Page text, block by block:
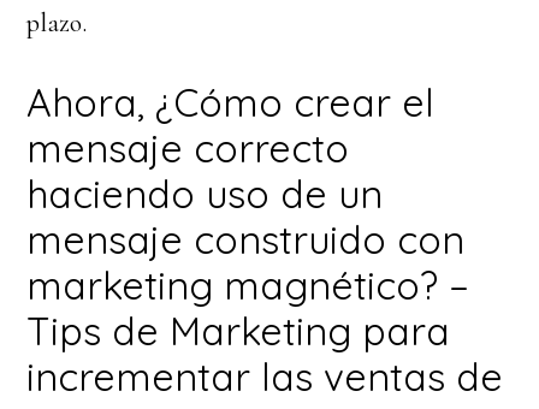
plazo.
Ahora, ¿Cómo crear el
mensaje correcto
haciendo uso de un
mensaje construido con
marketing magnético? –
Tips de Marketing para
incrementar las ventas de